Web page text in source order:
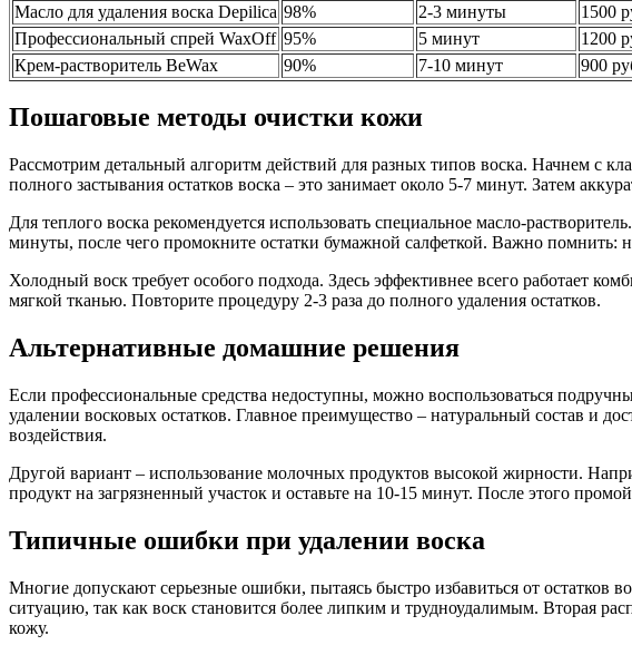
Масло для удаления воска Depilica 98% 2-3 минуты
1500
Профессиональный спрей WaxOff 95% 5 минут
1200
Крем-растворитель BeWax
90% 7-10 минут 900
Пошаговые методы очистки кожи
Рассмотрим детальный алгоритм действий для разных типов воска. Начнем с
полного застывания остатков воска – это занимает около 5-7 минут. Затем
Для теплого воска рекомендуется использовать специальное масло-
минуты, после чего промокните остатки бумажной салфеткой. Важно помнить:
Холодный воск требует особого подхода. Здесь эффективнее всего работает
мягкой тканью. Повторите процедуру 2-3 раза до полного удаления остатков.
Альтернативные домашние решения
Если профессиональные средства недоступны, можно воспользоваться
удалении восковых остатков. Главное преимущество – натуральный состав и
воздействия.
Другой вариант – использование молочных продуктов высокой жирности.
продукт на загрязненный участок и оставьте на 10-15 минут. После этого
Типичные ошибки при удалении воска
Многие допускают серьезные ошибки, пытаясь быстро избавиться от остатков
ситуацию, так как воск становится более липким и трудноудалимым. Вторая
кожу.